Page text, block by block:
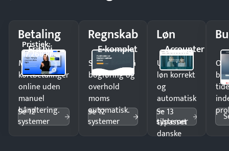
Betaling
Frisbii
Pristjek:
17.268 kr
Modtag
kortbetalinger
online uden
manuel
håndtering.
Se 12
systemer
Regnskab
E-komplet
Spar timer på
bogføring og
overhold
moms
automatisk.
Se 12
systemer
Løn
Accounter
Udbetal
løn korrekt
og
automatisk
—
tilpasset
danske
Se 13
systemer